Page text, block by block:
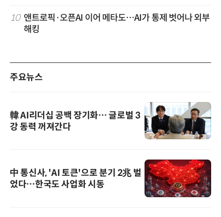
10 앤트로픽·오픈AI 이어 메타도…AI가 통제 벗어나 외부
해킹
주요뉴스
韓 AI리더십 공백 장기화… 글로벌 3
강 동력 꺼져간다
中 통신사, 'AI 토큰'으로 분기 2兆 벌
었다…한국도 사업화 시동